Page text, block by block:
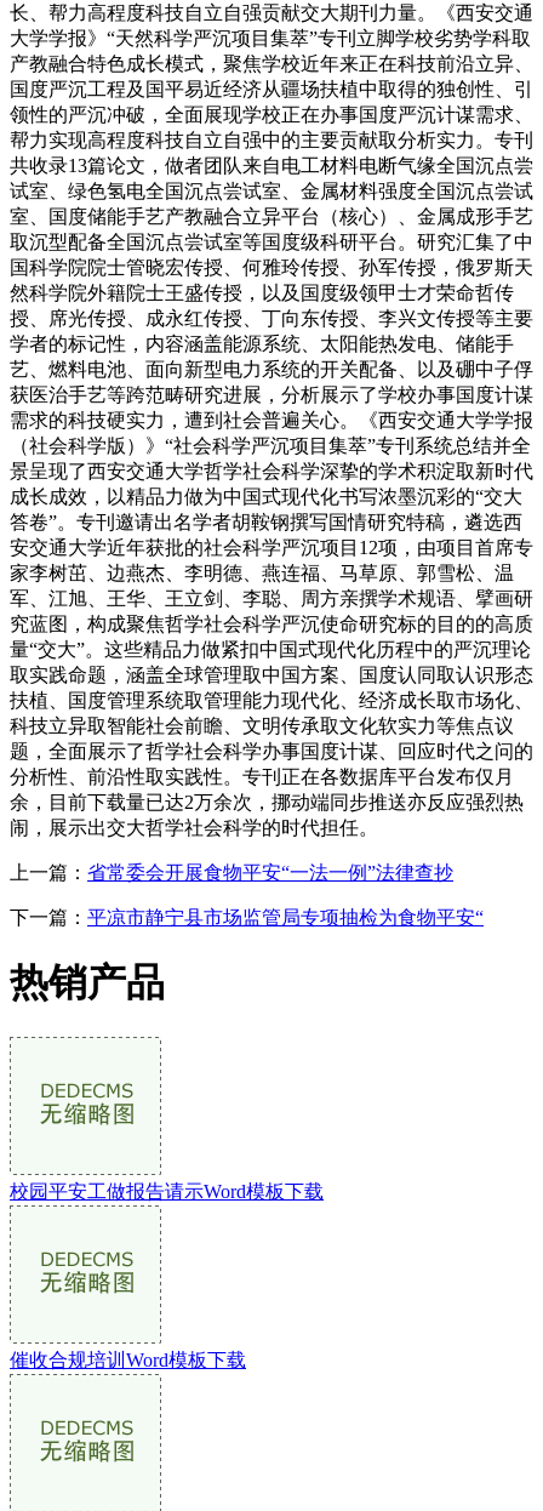
长、帮力高程度科技自立自强贡献交大期刊力量。《西安交通
大学学报》“天然科学严沉项目集萃”专刊立脚学校劣势学科取
产教融合特色成长模式，聚焦学校近年来正在科技前沿立异、
国度严沉工程及国平易近经济从疆场扶植中取得的独创性、引
领性的严沉冲破，全面展现学校正在办事国度严沉计谋需求、
帮力实现高程度科技自立自强中的主要贡献取分析实力。专刊
共收录13篇论文，做者团队来自电工材料电断气缘全国沉点尝
试室、绿色氢电全国沉点尝试室、金属材料强度全国沉点尝试
室、国度储能手艺产教融合立异平台（核心）、金属成形手艺
取沉型配备全国沉点尝试室等国度级科研平台。研究汇集了中
国科学院院士管晓宏传授、何雅玲传授、孙军传授，俄罗斯天
然科学院外籍院士王盛传授，以及国度级领甲士才荣命哲传
授、席光传授、成永红传授、丁向东传授、李兴文传授等主要
学者的标记性，内容涵盖能源系统、太阳能热发电、储能手
艺、燃料电池、面向新型电力系统的开关配备、以及硼中子俘
获医治手艺等跨范畴研究进展，分析展示了学校办事国度计谋
需求的科技硬实力，遭到社会普遍关心。《西安交通大学学报
（社会科学版）》“社会科学严沉项目集萃”专刊系统总结并全
景呈现了西安交通大学哲学社会科学深挚的学术积淀取新时代
成长成效，以精品力做为中国式现代化书写浓墨沉彩的“交大
答卷”。专刊邀请出名学者胡鞍钢撰写国情研究特稿，遴选西
安交通大学近年获批的社会科学严沉项目12项，由项目首席专
家李树茁、边燕杰、李明德、燕连福、马草原、郭雪松、温
军、江旭、王华、王立剑、李聪、周方亲撰学术规语、擘画研
究蓝图，构成聚焦哲学社会科学严沉使命研究标的目的的高质
量“交大”。这些精品力做紧扣中国式现代化历程中的严沉理论
取实践命题，涵盖全球管理取中国方案、国度认同取认识形态
扶植、国度管理系统取管理能力现代化、经济成长取市场化、
科技立异取智能社会前瞻、文明传承取文化软实力等焦点议
题，全面展示了哲学社会科学办事国度计谋、回应时代之问的
分析性、前沿性取实践性。专刊正在各数据库平台发布仅月
余，目前下载量已达2万余次，挪动端同步推送亦反应强烈热
闹，展示出交大哲学社会科学的时代担任。
上一篇： 省常委会开展食物平安“一法一例”法律查抄
下一篇： 平凉市静宁县市场监管局专项抽检为食物平安“
热销产品
校园平安工做报告请示Word模板下载
催收合规培训Word模板下载